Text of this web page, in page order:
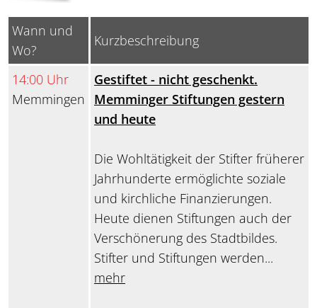
Wann und
Wo?
Kurzbeschreibung
14:00 Uhr
Memmingen
Gestiftet - nicht geschenkt.
Memminger Stiftungen gestern
und heute
Die Wohltätigkeit der Stifter früherer
Jahrhunderte ermöglichte soziale
und kirchliche Finanzierungen.
Heute dienen Stiftungen auch der
Verschönerung des Stadtbildes.
Stifter und Stiftungen werden...
mehr